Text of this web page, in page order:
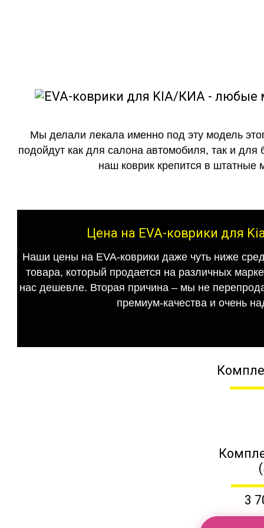
Мы делали лекала именно под эту модель
подойдут как для салона автомобиля, так и для
наш коврик крепится в штатные
Цена на EVA-коврики для
Наши цены на EVA-коврики даже чуть ниже
товара, который продается на различных
нас дешевле. Вторая причина – мы не
премиум-качества и очень
3